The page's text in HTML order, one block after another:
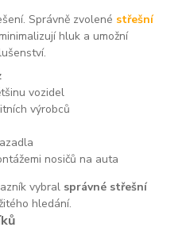
Správně zvolené střešní
hluk a umožní
vozidel
výrobců
nosičů na auta
vybral správné střešní
hledání.